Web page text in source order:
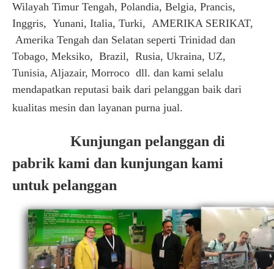
Wilayah Timur Tengah, Polandia, Belgia, Prancis,
Inggris, Yunani, Italia, Turki, AMERIKA SERIKAT,
Amerika Tengah dan Selatan seperti Trinidad dan
Tobago, Meksiko, Brazil, Rusia, Ukraina, UZ,
Tunisia, Aljazair, Morroco dll. dan kami selalu
mendapatkan reputasi baik dari pelanggan baik dari
kualitas mesin dan layanan purna jual.
Kunjungan pelanggan di
pabrik kami dan kunjungan kami
untuk pelanggan